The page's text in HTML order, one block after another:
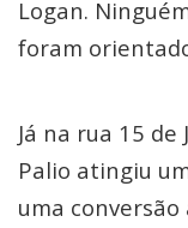
Logan.
foram
Já na rua 15
Palio atingiu
uma conversão